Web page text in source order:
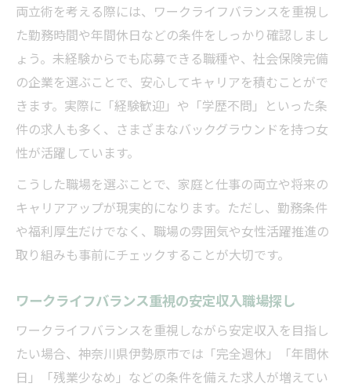
両立術を考える際には、ワークライフバランスを重視し
た勤務時間や年間休日などの条件をしっかり確認しまし
ょう。未経験からでも応募できる職種や、社会保険完備
の企業を選ぶことで、安心してキャリアを積むことがで
きます。実際に「経験歓迎」や「学歴不問」といった条
件の求人も多く、さまざまなバックグラウンドを持つ女
性が活躍しています。
こうした職場を選ぶことで、家庭と仕事の両立や将来の
キャリアアップが現実的になります。ただし、勤務条件
や福利厚生だけでなく、職場の雰囲気や女性活躍推進の
取り組みも事前にチェックすることが大切です。
ワークライフバランス重視の安定収入職場探し
ワークライフバランスを重視しながら安定収入を目指し
たい場合、神奈川県伊勢原市では「完全週休」「年間休
日」「残業少なめ」などの条件を備えた求人が増えてい